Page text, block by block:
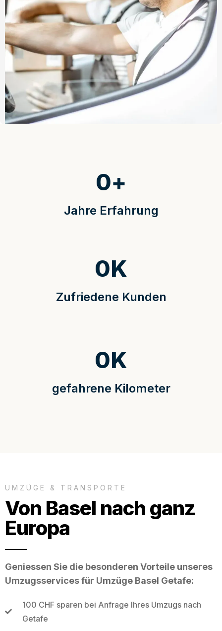
Jahre Erfahrung
0+
Zufriedene Kunden
0K
gefahrene Kilometer
0K
UMZÜGE & TRANSPORTE
Von Basel nach ganz
Europa
Geniessen Sie die besonderen Vorteile unseres
Umzugsservices für Umzüge Basel Getafe:
100 CHF sparen bei Anfrage Ihres Umzugs nach
Getafe